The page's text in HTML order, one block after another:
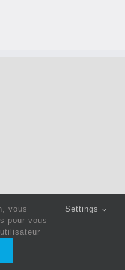
Belgium |
vous
pour vous
Settings